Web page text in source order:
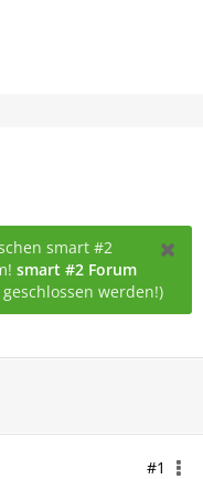
smart #2
smart #2 Forum
werden!)
#1